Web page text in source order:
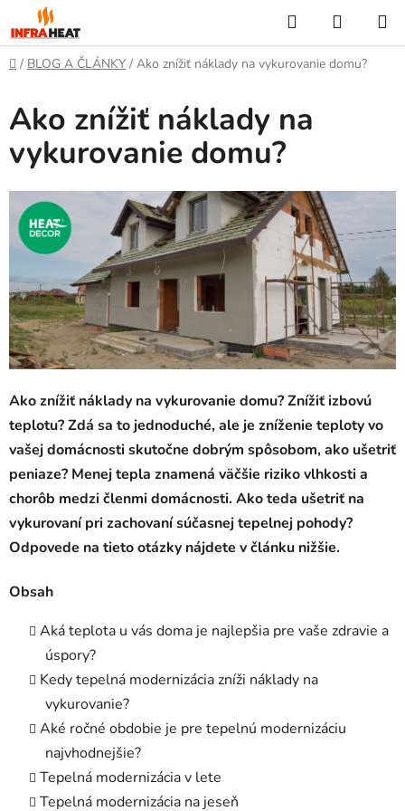
Prejsť
na
obsah
Hľadať
KOŠÍK
Domov
/ BLOG A ČLÁNKY / Ako znížiť náklady na vykurovanie domu?
Ako znížiť náklady na
vykurovanie domu?
Ako znížiť náklady na vykurovanie domu? Znížiť izbovú
teplotu? Zdá sa to jednoduché, ale je zníženie teploty vo
vašej domácnosti skutočne dobrým spôsobom, ako ušetriť
peniaze? Menej tepla znamená väčšie riziko vlhkosti a
chorôb medzi členmi domácnosti. Ako teda ušetriť na
vykurovaní pri zachovaní súčasnej tepelnej pohody?
Odpovede na tieto otázky nájdete v článku nižšie.
Obsah
Aká teplota u vás doma je najlepšia pre vaše zdravie a
úspory?
Kedy tepelná modernizácia zníži náklady na
vykurovanie?
Aké ročné obdobie je pre tepelnú modernizáciu
najvhodnejšie?
Tepelná modernizácia v lete
Tepelná modernizácia na jeseň